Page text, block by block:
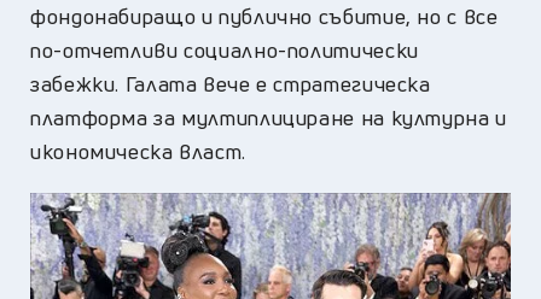
фондонабиращо и публично събитие, но с все
по-отчетливи социално-политически
забежки. Галата вече е стратегическа
платформа за мултиплициране на културна и
икономическа власт.